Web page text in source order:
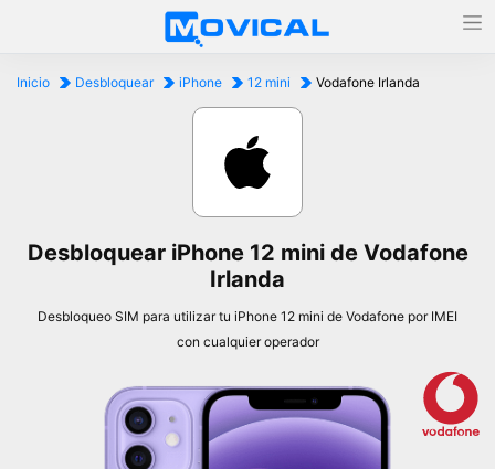
Inicio Desbloquear iPhone 12 mini Vodafone Irlanda
Desbloquear iPhone 12 mini de Vodafone
Irlanda
Desbloqueo SIM para utilizar tu iPhone 12 mini de Vodafone por IMEI
con cualquier operador